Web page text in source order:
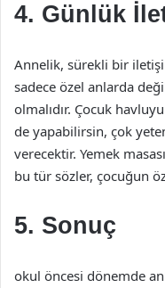
4. Günlük
Annelik, sürekli bir
sadece özel anlarda
olmalıdır. Çocuk
de yapabilirsin, çok
verecektir. Yemek
bu tür sözler, çocuğun
5. Sonuç
okul öncesi dönemde